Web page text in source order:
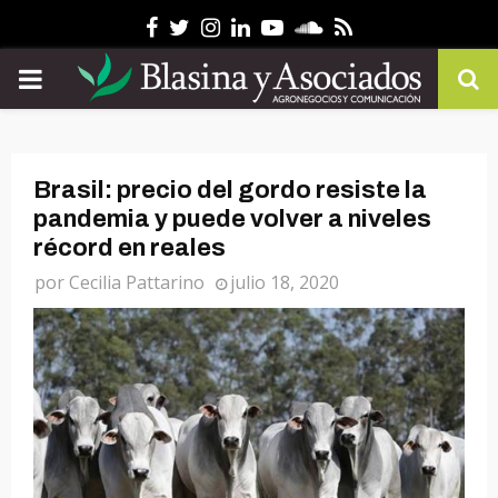
Facebook
Twitter
Instagram
Linkedin
YoutubeSoundcloud
Rss
PRIMARY
Brasil: precio del gordo resiste la
pandemia y puede volver a niveles
récord en reales
porCecilia Pattarino julio 18, 2020